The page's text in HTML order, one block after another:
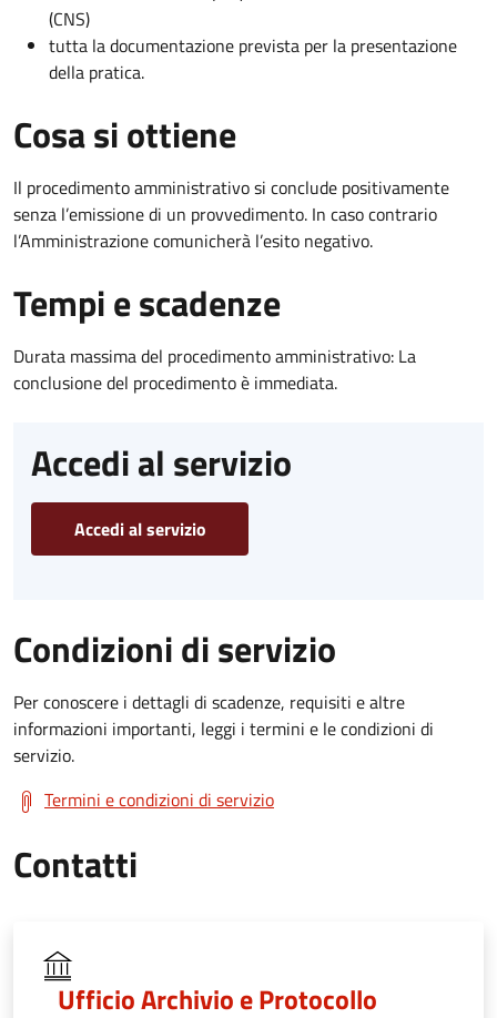
(CNS)
tutta la documentazione prevista per la presentazione
della pratica.
Cosa si ottiene
Il procedimento amministrativo si conclude positivamente
senza l’emissione di un provvedimento. In caso contrario
l’Amministrazione comunicherà l’esito negativo.
Tempi e scadenze
Durata massima del procedimento amministrativo: La
conclusione del procedimento è immediata.
Accedi al servizio
Accedi al servizio
Condizioni di servizio
Per conoscere i dettagli di scadenze, requisiti e altre
informazioni importanti, leggi i termini e le condizioni di
servizio.
Termini e condizioni di servizio
Contatti
Ufficio Archivio e Protocollo